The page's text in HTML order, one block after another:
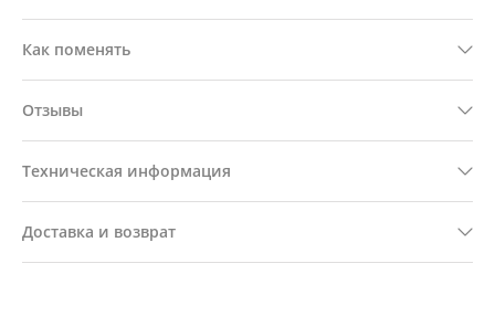
Как поменять
Отзывы
Техническая информация
Доставка и возврат